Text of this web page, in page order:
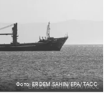
Фото: ERDEM SAHIN/EPA/ТАСС